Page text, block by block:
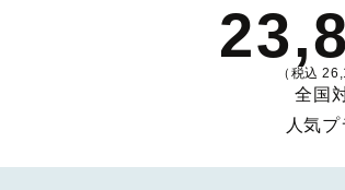
（税込
全国
人気プ